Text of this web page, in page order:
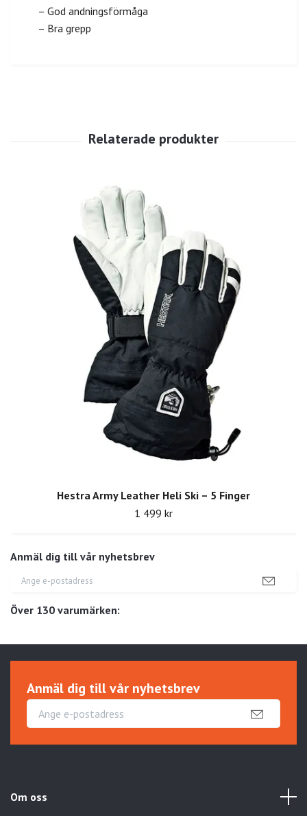
Anmäl dig till vår nyhetsbrev
Över 130 varumärken:
– God andningsförmåga
– Bra grepp
Hestra Army Leather Heli Ski – 5 Finger
1 499 kr
Anmäl dig till vår nyhetsbrev
Om oss